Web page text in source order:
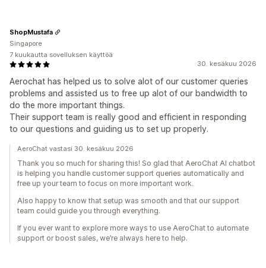
30. kesäkuu 2026
Aerochat has helped us to solve alot of our customer queries
problems and assisted us to free up alot of our bandwidth to
do the more important things.
Their support team is really good and efficient in responding
to our questions and guiding us to set up properly.
ShopMustafa
Singapore
7 kuukautta sovelluksen käyttöä
AeroChat vastasi 30. kesäkuu 2026
Thank you so much for sharing this! So glad that AeroChat AI chatbot
is helping you handle customer support queries automatically and
free up your team to focus on more important work.
Also happy to know that setup was smooth and that our support
team could guide you through everything.
If you ever want to explore more ways to use AeroChat to automate
support or boost sales, we’re always here to help.